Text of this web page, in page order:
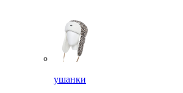
ушанки